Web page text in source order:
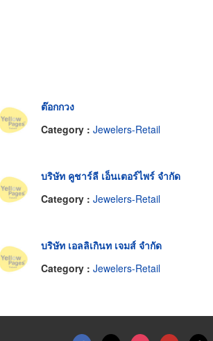
ต๊อกกวง
Category : Jewelers-Retail
บริษัท คูชาร์ลี เอ็นเตอร์ไพร์ จำกัด
Category : Jewelers-Retail
บริษัท เอลลิเกินท เจมส์ จำกัด
Category : Jewelers-Retail